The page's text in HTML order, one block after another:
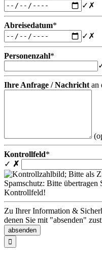
✓ ✗
Abreisedatum*
✓ ✗
Personenzahl*
Ihre Anfrage / Nachricht an
Kontrollfeld*
✓ ✗
Spamschutz: Bitte
Kontrollfeld!
Zu Ihrer Information &
denen Sie mit "absenden"
